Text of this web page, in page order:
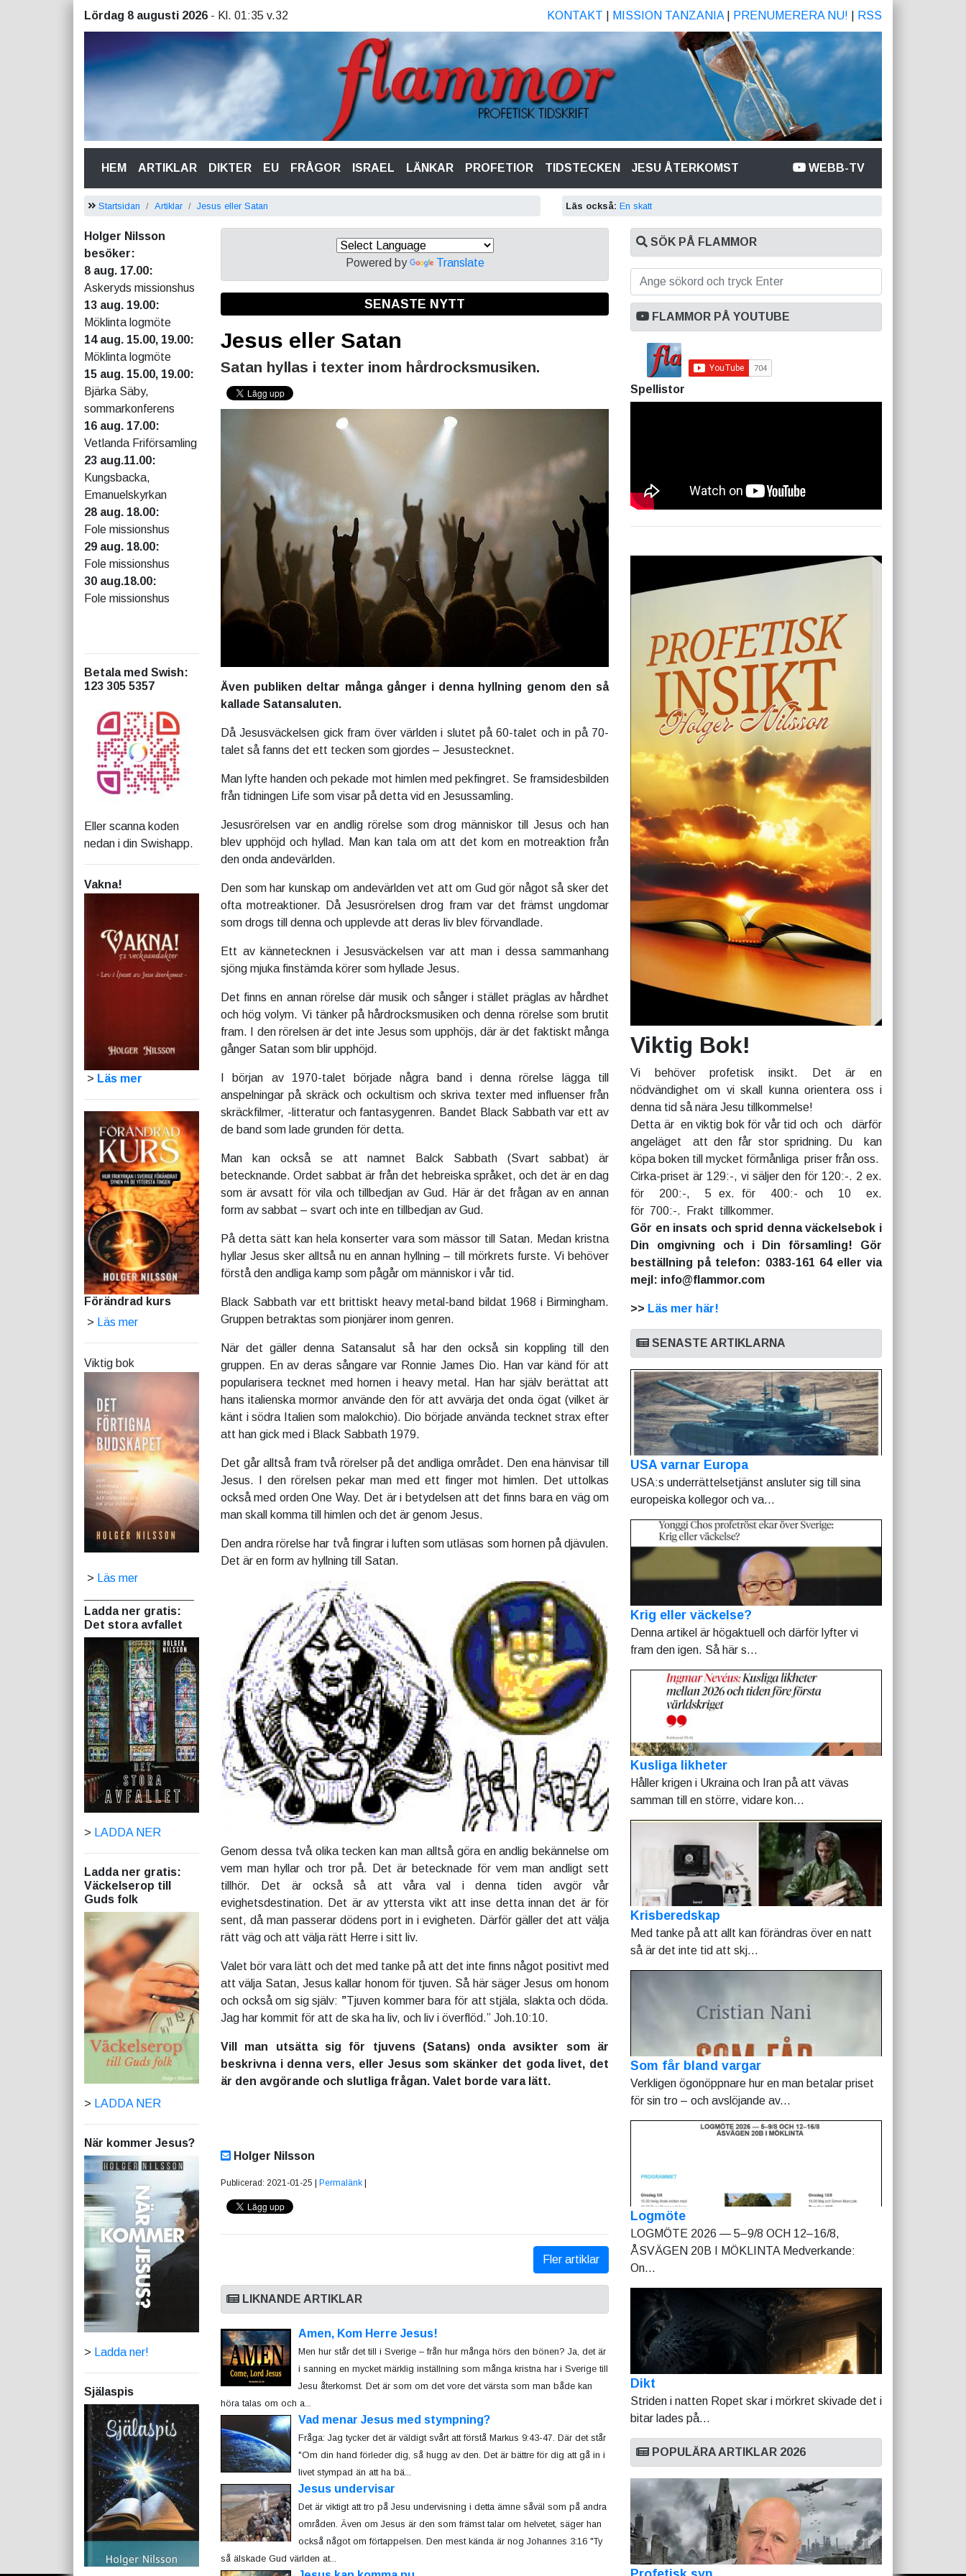
Lördag 8 augusti 2026 - Kl. 01:35 v.32 KONTAKT MISSION TANZANIA| PRENUMERERA NU! RSS
HEM(CURRENT)
ARTIKLAR DIKTER EU FRÅGOR ISRAEL LÄNKAR PROFETIOR TIDSTECKEN JESU ÅTERKOMST WEBB-TV
Startsidan Artiklar Jesus eller Satan Läs också: En skatt
Holger Nilsson
besöker:
8 aug. 17.00:
Askeryds missionshus
13 aug. 19.00:
Möklinta logmöte
14 aug. 15.00, 19.00:
Möklinta logmöte
15 aug. 15.00, 19.00:
Bjärka Säby,
sommarkonferens
16 aug. 17.00:
Vetlanda Friförsamling
23 aug.11.00:
Kungsbacka,
Emanuelskyrkan
28 aug. 18.00:
Fole missionshus
29 aug. 18.00:
Fole missionshus
30 aug.18.00:
Fole missionshus
Betala med Swish:
123 305 5357
Eller scanna koden
nedan i din Swishapp.
Vakna!
> Läs mer
Förändrad kurs
> Läs mer
Viktig bok
> Läs mer
Ladda ner gratis:
Det stora avfallet
> LADDA NER
Ladda ner gratis:
Väckelserop till
Guds folk
> LADDA NER
När kommer Jesus?
> Ladda ner!
Själaspis
Powered by Translate
SENASTE NYTT
Jesus eller Satan
Satan hyllas i texter inom hårdrocksmusiken.
Även publiken deltar många gånger i denna hyllning genom den så
kallade Satansaluten.
Då Jesusväckelsen gick fram över världen i slutet på 60-talet och in på 70-
talet så fanns det ett tecken som gjordes – Jesustecknet.
Man lyfte handen och pekade mot himlen med pekfingret. Se framsidesbilden
från tidningen Life som visar på detta vid en Jesussamling.
Jesusrörelsen var en andlig rörelse som drog människor till Jesus och han
blev upphöjd och hyllad. Man kan tala om att det kom en motreaktion från
den onda andevärlden.
Den som har kunskap om andevärlden vet att om Gud gör något så sker det
ofta motreaktioner. Då Jesusrörelsen drog fram var det främst ungdomar
som drogs till denna och upplevde att deras liv blev förvandlade.
Ett av kännetecknen i Jesusväckelsen var att man i dessa sammanhang
sjöng mjuka finstämda körer som hyllade Jesus.
Det finns en annan rörelse där musik och sånger i stället präglas av hårdhet
och hög volym. Vi tänker på hårdrocksmusiken och denna rörelse som brutit
fram. I den rörelsen är det inte Jesus som upphöjs, där är det faktiskt många
gånger Satan som blir upphöjd.
I början av 1970-talet började några band i denna rörelse lägga till
anspelningar på skräck och ockultism och skriva texter med influenser från
skräckfilmer, -litteratur och fantasygenren. Bandet Black Sabbath var ett av
de band som lade grunden för detta.
Man kan också se att namnet Balck Sabbath (Svart sabbat) är
betecknande. Ordet sabbat är från det hebreiska språket, och det är en dag
som är avsatt för vila och tillbedjan av Gud. Här är det frågan av en annan
form av sabbat – svart och inte en tillbedjan av Gud.
På detta sätt kan hela konserter vara som mässor till Satan. Medan kristna
hyllar Jesus sker alltså nu en annan hyllning – till mörkrets furste. Vi behöver
förstå den andliga kamp som pågår om människor i vår tid.
Black Sabbath var ett brittiskt heavy metal-band bildat 1968 i Birmingham.
Gruppen betraktas som pionjärer inom genren.
När det gäller denna Satansalut så har den också sin koppling till den
gruppen. En av deras sångare var Ronnie James Dio. Han var känd för att
popularisera tecknet med hornen i heavy metal. Han har själv berättat att
hans italienska mormor använde den för att avvärja det onda ögat (vilket är
känt i södra Italien som malokchio). Dio började använda tecknet strax efter
att han gick med i Black Sabbath 1979.
Det går alltså fram två rörelser på det andliga området. Den ena hänvisar till
Jesus. I den rörelsen pekar man med ett finger mot himlen. Det uttolkas
också med orden One Way. Det är i betydelsen att det finns bara en väg om
man skall komma till himlen och det är genom Jesus.
Den andra rörelse har två fingrar i luften som utläsas som hornen på djävulen.
Det är en form av hyllning till Satan.
Genom dessa två olika tecken kan man alltså göra en andlig bekännelse om
vem man hyllar och tror på. Det är betecknade för vem man andligt sett
tillhör. Det är också så att våra val i denna tiden avgör vår
evighetsdestination. Det är av yttersta vikt att inse detta innan det är för
sent, då man passerar dödens port in i evigheten. Därför gäller det att välja
rätt väg och att välja rätt Herre i sitt liv.
Valet bör vara lätt och det med tanke på att det inte finns något positivt med
att välja Satan, Jesus kallar honom för tjuven. Så här säger Jesus om honom
och också om sig själv: ”Tjuven kommer bara för att stjäla, slakta och döda.
Jag har kommit för att de ska ha liv, och liv i överflöd.” Joh.10:10.
Vill man utsätta sig för tjuvens (Satans) onda avsikter som är
beskrivna i denna vers, eller Jesus som skänker det goda livet, det
är den avgörande och slutliga frågan. Valet borde vara lätt.
Holger Nilsson
Publicerad: 2021-01-25 | Permalänk
Fler artiklar
LIKNANDE ARTIKLAR
Amen, Kom Herre Jesus!
Men hur står det till i Sverige – från hur många hörs den bönen? Ja, det är
i sanning en mycket märklig inställning som många kristna har i Sverige till
Jesu återkomst. Det är som om det vore det värsta som man både kan
höra talas om och a...
Vad menar Jesus med stympning?
Fråga: Jag tycker det är väldigt svårt att förstå Markus 9:43-47. Där det står
"Om din hand förleder dig, så hugg av den. Det är bättre för dig att gå in i
livet stympad än att ha bä...
Jesus undervisar
Det är viktigt att tro på Jesu undervisning i detta ämne såväl som på andra
områden. Även om Jesus är den som främst talar om helvetet, säger han
också något om förtappelsen. Den mest kända är nog Johannes 3:16 "Ty
så älskade Gud världen at...
SÖK PÅ FLAMMOR
FLAMMOR PÅ YOUTUBE
Spellistor
Viktig Bok!
Vi behöver profetisk insikt. Det är en
nödvändighet om vi skall kunna orientera oss i
denna tid så nära Jesu tillkommelse!
Detta är en viktig bok för vår tid och och därför
angeläget att den får stor spridning. Du kan
köpa boken till mycket förmånliga priser från oss.
Cirka-priset är 129:-, vi säljer den för 120:-. 2 ex.
för 200:-, 5 ex. för 400:- och 10 ex.
för 700:-. Frakt tillkommer.
Gör en insats och sprid denna väckelsebok i
Din omgivning och i Din församling! Gör
beställning på telefon: 0383-161 64 eller via
mejl: info@flammor.com
>> Läs mer här!
SENASTE ARTIKLARNA
USA varnar Europa
USA:s underrättelsetjänst ansluter sig till sina
europeiska kollegor och va...
Krig eller väckelse?
Denna artikel är högaktuell och därför lyfter vi
fram den igen. Så här s...
Kusliga likheter
Håller krigen i Ukraina och Iran på att vävas
samman till en större, vidare kon...
Krisberedskap
Med tanke på att allt kan förändras över en natt
så är det inte tid att skj...
Som får bland vargar
Verkligen ögonöppnare hur en man betalar priset
för sin tro – och avslöjande av...
Logmöte
LOGMÖTE 2026 — 5–9/8 OCH 12–16/8,
ÅSVÄGEN 20B I MÖKLINTA Medverkande:
On...
Dikt
Striden i natten Ropet skar i mörkret skivade det i
bitar lades på...
POPULÄRA ARTIKLAR 2026